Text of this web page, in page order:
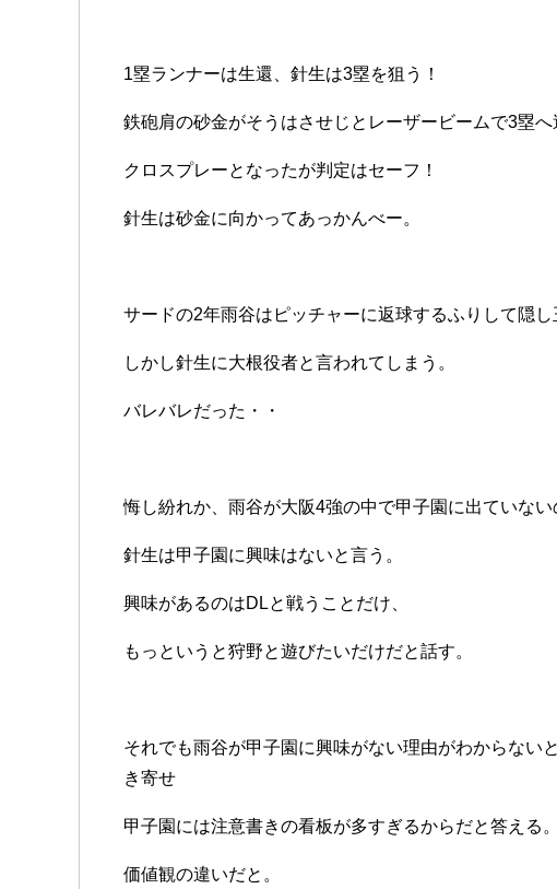
1塁ランナーは生還、針生は3塁を狙う！
鉄砲肩の砂金がそうはさせじとレーザービームで3塁へ
クロスプレーとなったが判定はセーフ！
針生は砂金に向かってあっかんべー。
サードの2年雨谷はピッチャーに返球するふりして隠し
しかし針生に大根役者と言われてしまう。
バレバレだった・・
悔し紛れか、雨谷が大阪4強の中で甲子園に出ていな
針生は甲子園に興味はないと言う。
興味があるのはDLと戦うことだけ、
もっというと狩野と遊びたいだけだと話す。
それでも雨谷が甲子園に興味がない理由がわからない
き寄せ
甲子園には注意書きの看板が多すぎるからだと答える。
価値観の違いだと。